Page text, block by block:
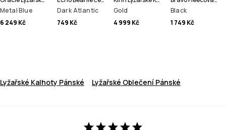
Metal Blue
6 249 Kč
Dark Atlantic
749 Kč
Gold
4 999 Kč
Black
1 749 Kč
Lyžařské Kalhoty Pánské Lyžařské Oblečení Pánské